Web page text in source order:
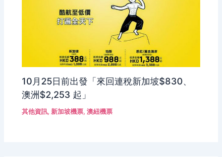
10月25日前出發「來回連稅新加坡$830、
澳洲$2,253 起」
其他資訊,新加坡機票,澳紐機票